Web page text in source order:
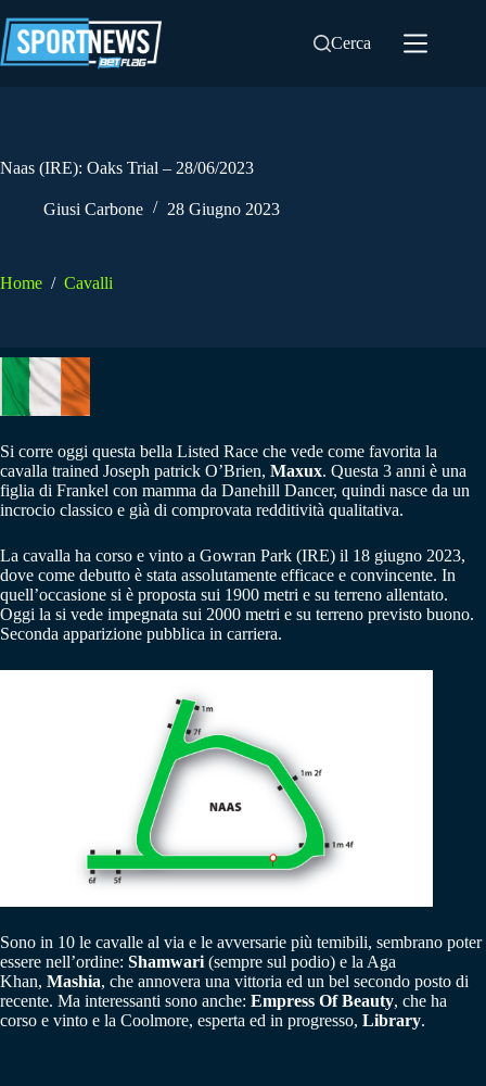
al
contenuto
Cerca
Naas (IRE): Oaks Trial – 28/06/2023
Giusi Carbone 28 Giugno 2023
Home / Cavalli
Si corre oggi questa bella Listed Race che vede come favorita la
cavalla trained Joseph patrick O’Brien, Maxux. Questa 3 anni è una
figlia di Frankel con mamma da Danehill Dancer, quindi nasce da un
incrocio classico e già di comprovata redditività qualitativa.
La cavalla ha corso e vinto a Gowran Park (IRE) il 18 giugno 2023,
dove come debutto è stata assolutamente efficace e convincente. In
quell’occasione si è proposta sui 1900 metri e su terreno allentato.
Oggi la si vede impegnata sui 2000 metri e su terreno previsto buono.
Seconda apparizione pubblica in carriera.
Sono in 10 le cavalle al via e le avversarie più temibili, sembrano poter
essere nell’ordine: Shamwari (sempre sul podio) e la Aga
Khan, Mashia, che annovera una vittoria ed un bel secondo posto di
recente. Ma interessanti sono anche: Empress Of Beauty, che ha
corso e vinto e la Coolmore, esperta ed in progresso, Library.